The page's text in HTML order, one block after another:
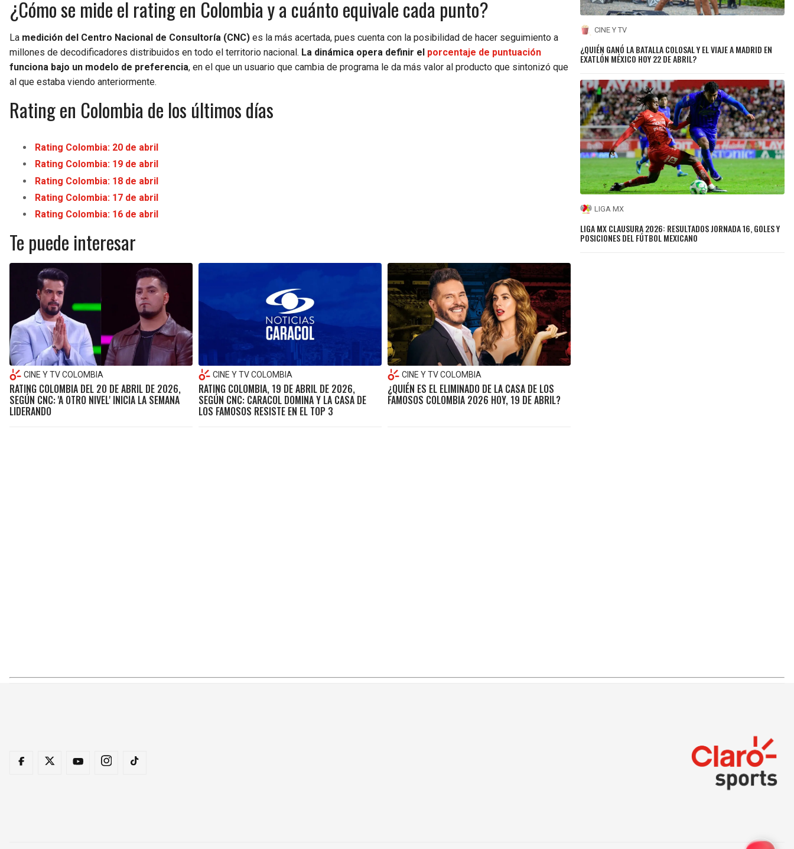
¿Cómo se mide el rating en Colombia y a cuánto equivale cada punto?
La medición del Centro Nacional de Consultoría (CNC) es la más acertada, pues cuenta con la posibilidad de hacer seguimiento a
millones de decodificadores distribuidos en todo el territorio nacional. La dinámica opera definir el porcentaje de puntuación
funciona bajo un modelo de preferencia, en el que un usuario que cambia de programa le da más valor al producto que sintonizó que
al que estaba viendo anteriormente.
Rating en Colombia de los últimos días
Rating Colombia: 20 de abril
Rating Colombia: 19 de abril
Rating Colombia: 18 de abril
Rating Colombia: 17 de abril
Rating Colombia: 16 de abril
Te puede interesar
CINE Y TV COLOMBIA
RATING COLOMBIA DEL 20 DE ABRIL DE 2026,
SEGÚN CNC: 'A OTRO NIVEL' INICIA LA SEMANA
LIDERANDO
CINE Y TV COLOMBIA
RATING COLOMBIA, 19 DE ABRIL DE 2026,
SEGÚN CNC: CARACOL DOMINA Y LA CASA DE
LOS FAMOSOS RESISTE EN EL TOP 3
CINE Y TV COLOMBIA
¿QUIÉN ES EL ELIMINADO DE LA CASA DE LOS
FAMOSOS COLOMBIA 2026 HOY, 19 DE ABRIL?
CINE Y TV
¿QUIÉN GANÓ LA BATALLA COLOSAL Y EL VIAJE A MADRID EN
EXATLÓN MÉXICO HOY 22 DE ABRIL?
LIGA MX
LIGA MX CLAUSURA 2026: RESULTADOS JORNADA 16, GOLES Y
POSICIONES DEL FÚTBOL MEXICANO